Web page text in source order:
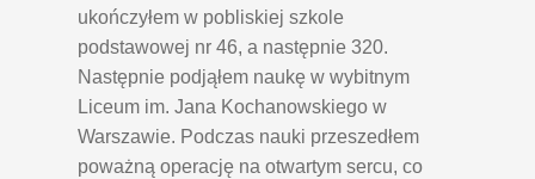
ukończyłem w pobliskiej szkole
podstawowej nr 46, a następnie 320.
Następnie podjąłem naukę w wybitnym
Liceum im. Jana Kochanowskiego w
Warszawie. Podczas nauki przeszedłem
poważną operację na otwartym sercu, co